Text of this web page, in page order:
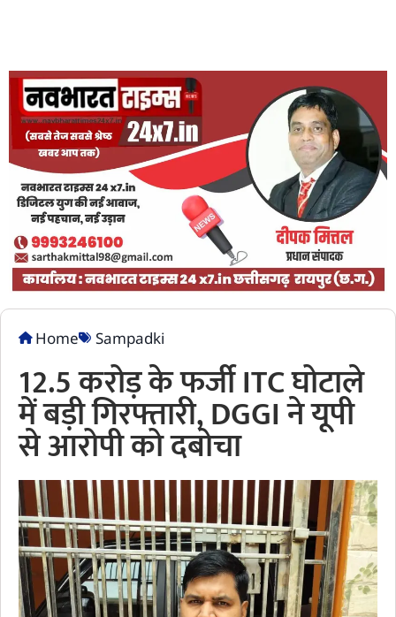
Home Sampadki
12.5 करोड़ के फर्जी ITC घोटाले
में बड़ी गिरफ्तारी, DGGI ने यूपी
से आरोपी को दबोचा